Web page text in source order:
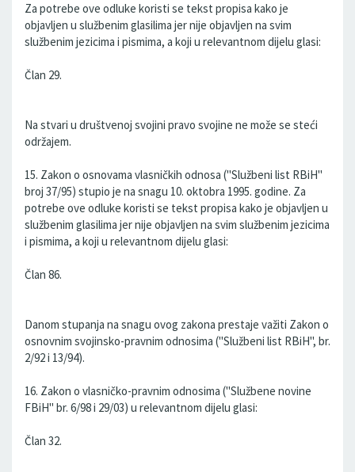
Za potrebe ove odluke koristi se tekst propisa kako je
objavljen u službenim glasilima jer nije objavljen na svim
službenim jezicima i pismima, a koji u relevantnom dijelu glasi:
Član 29.
Na stvari u društvenoj svojini pravo svojine ne može se steći
održajem.
15. Zakon o osnovama vlasničkih odnosa ("Službeni list RBiH"
broj 37/95) stupio je na snagu 10. oktobra 1995. godine. Za
potrebe ove odluke koristi se tekst propisa kako je objavljen u
službenim glasilima jer nije objavljen na svim službenim jezicima
i pismima, a koji u relevantnom dijelu glasi:
Član 86.
Danom stupanja na snagu ovog zakona prestaje važiti Zakon o
osnovnim svojinsko-pravnim odnosima ("Službeni list RBiH", br.
2/92 i 13/94).
16. Zakon o vlasničko-pravnim odnosima ("Službene novine
FBiH" br. 6/98 i 29/03) u relevantnom dijelu glasi:
Član 32.